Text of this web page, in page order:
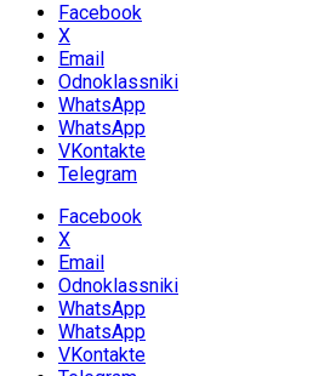
Facebook
X
Email
Odnoklassniki
WhatsApp
WhatsApp
VKontakte
Telegram
Facebook
X
Email
Odnoklassniki
WhatsApp
WhatsApp
VKontakte